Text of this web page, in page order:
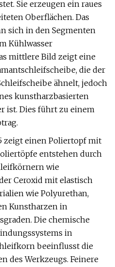
Sie erzeugen ein raues
Oberflächen. Das
sich in den Segmenten
Kühlwasser
mittlere Bild zeigt eine
die der
ähnelt, jedoch
kunstharzbasierten
ist. Dies führt zu einem
zeigt einen Poliertopf mit
entstehen durch
wie
Ceroxid mit elastisch
wie Polyurethan,
Kunstharzen in
Die chemische
in
beeinflusst die
des Werkzeugs. Feinere